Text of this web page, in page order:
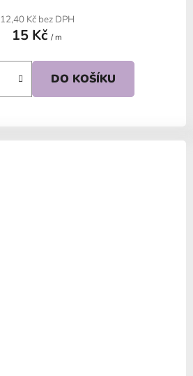
12,40 Kč bez DPH
15 Kč / m
DO KOŠÍKU